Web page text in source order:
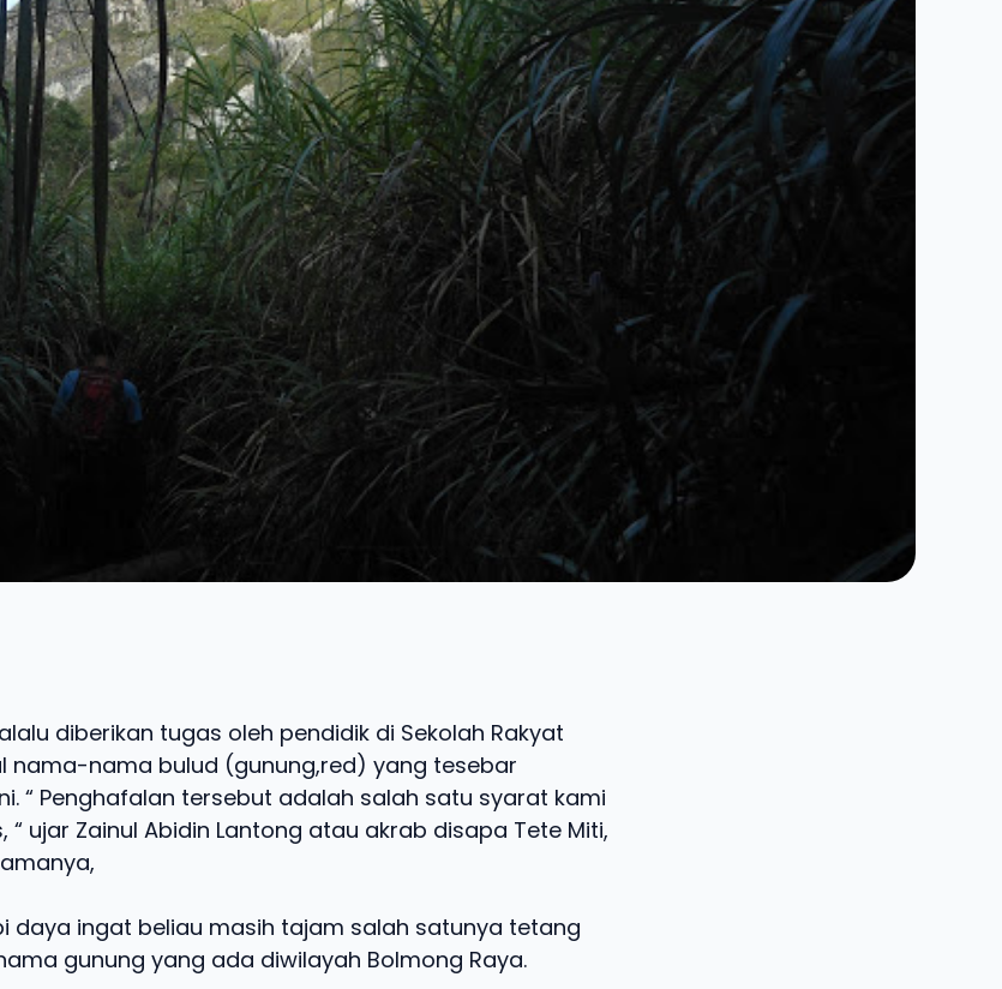
diberikan tugas oleh pendidik di Sekolah Rakyat
nama-nama bulud (gunung,red) yang tesebar
“ Penghafalan tersebut adalah salah satu syarat kami
“ ujar Zainul Abidin Lantong atau akrab disapa Tete Miti,
daya ingat beliau masih tajam salah satunya tetang
gunung yang ada diwilayah Bolmong Raya.